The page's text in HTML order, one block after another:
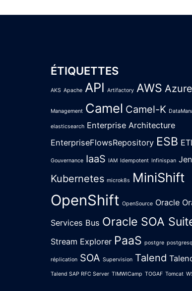
ÉTIQUETTES
AKS Apache API Artifactory AWS Azure
Management Camel Camel-K
elasticsearch Enterprise Architecture
EnterpriseFlowsRepository ESB
Gouvernance IaaS IAM Idempotent Infinispan
Kubernetes microk8s MiniShift
OpenShift OpenSource Oracle
Services Bus Oracle SOA
Stream Explorer PaaS postgre
réplication SOA Supervision Talend
Talend SAP RFC Server TIMWICamp TOGAF Tomcat